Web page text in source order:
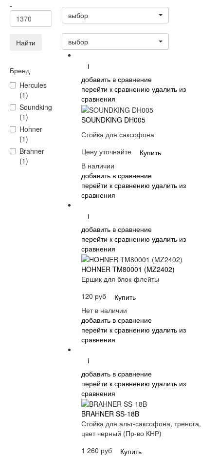
-
Найти
Бренд
Hercules
(1)
Soundking
(1)
Hohner
(1)
Brahner
(1)
выбор
выбор
i
добавить в сравнение
перейти к сравнению удалить из
сравнения
SOUNDKING DH005
Стойка для саксофона
Цену уточняйте
Купить
В наличии
добавить в сравнение
перейти к сравнению удалить из
сравнения
i
добавить в сравнение
перейти к сравнению удалить из
сравнения
HOHNER TM80001 (MZ2402)
Ершик для блок-флейты
120 руб
Купить
Нет в наличии
добавить в сравнение
перейти к сравнению удалить из
сравнения
i
добавить в сравнение
перейти к сравнению удалить из
сравнения
BRAHNER SS-18B
Стойка для альт-саксофона, тренога,
цвет черный (Пр-во КНР)
1 260 руб
Купить